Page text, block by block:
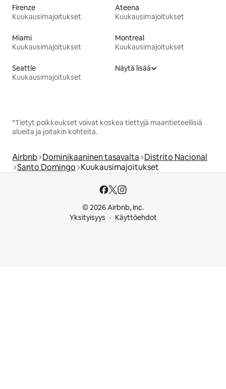
Firenze
Kuukausimajoitukset
Ateena
Kuukausimajoitukset
Miami
Kuukausimajoitukset
Montreal
Kuukausimajoitukset
Seattle
Kuukausimajoitukset
Näytä lisää
*Tietyt poikkeukset voivat koskea tiettyjä maantieteellisiä
alueita ja joitakin kohteita.
Airbnb Dominikaaninen tasavalta Distrito Nacional
Santo Domingo Kuukausimajoitukset
© 2026 Airbnb, Inc.
Yksityisyys
Käyttöehdot